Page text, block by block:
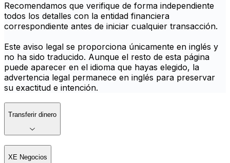
Recomendamos que verifique de forma independiente
todos los detalles con la entidad financiera
correspondiente antes de iniciar cualquier transacción.
Este aviso legal se proporciona únicamente en inglés y
no ha sido traducido. Aunque el resto de esta página
puede aparecer en el idioma que hayas elegido, la
advertencia legal permanece en inglés para preservar
su exactitud e intención.
Transferir dinero
XE Negocios